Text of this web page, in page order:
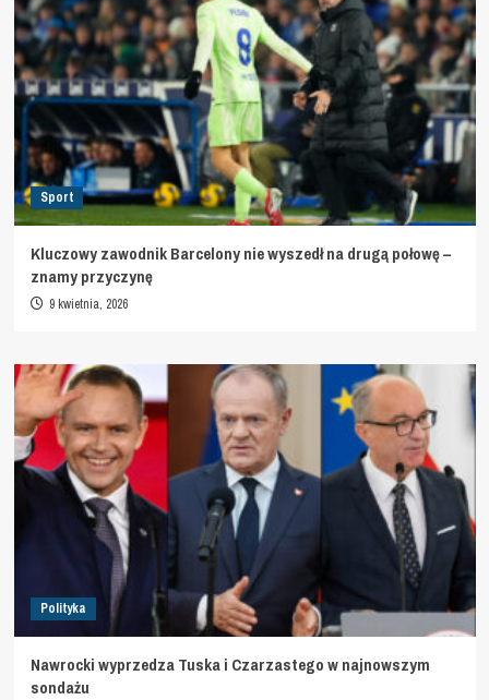
Sport
Kluczowy zawodnik Barcelony nie wyszedł na drugą połowę –
znamy przyczynę
9 kwietnia, 2026
Polityka
Nawrocki wyprzedza Tuska i Czarzastego w najnowszym
sondażu